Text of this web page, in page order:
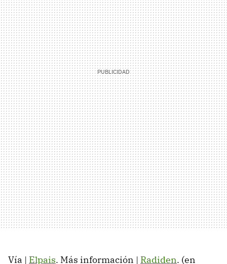
Vía | Elpais. Más información | Radiden. (en